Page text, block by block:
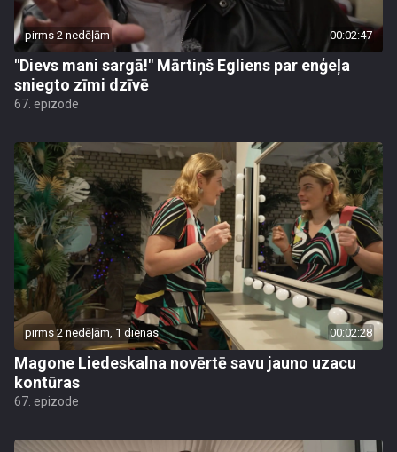
pirms 2 nedēļām 00:02:47
"Dievs mani sargā!" Mārtiņš Egliens par enģeļa
sniegto zīmi dzīvē
67. epizode
pirms 2 nedēļām, 1 dienas 00:02:28
Magone Liedeskalna novērtē savu jauno uzacu
kontūras
67. epizode